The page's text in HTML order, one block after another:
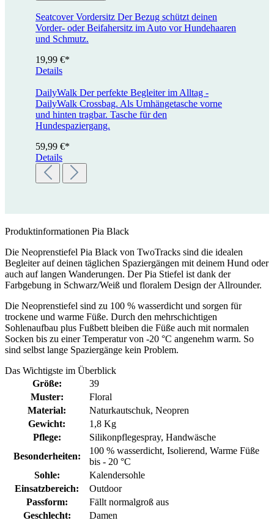
Seatcover Vordersitz Der Bezug schützt deinen
Vorder- oder Beifahersitz im Auto vor Hundehaaren
und Schmutz.
19,99 €*
Details
DailyWalk Der perfekte Begleiter im Alltag -
DailyWalk Crossbag. Als Umhängetasche vorne
und hinten tragbar. Tasche für den
Hundespaziergang.
59,99 €*
Details
Produktinformationen Pia Black
Die Neoprenstiefel Pia Black von TwoTracks sind die idealen
Begleiter auf deinen täglichen Spaziergängen mit deinem Hund oder
auch auf langen Wanderungen. Der Pia Stiefel ist dank der
Farbgebung in Schwarz/Weiß und floralem Design der Allrounder.
Die Neoprenstiefel sind zu 100 % wasserdicht und sorgen für
trockene und warme Füße. Durch den mehrschichtigen
Sohlenaufbau plus Fußbett bleiben die Füße auch mit normalen
Socken bis zu einer Temperatur von -20 °C angenehm warm. So
sind selbst lange Spaziergänge kein Problem.
Das Wichtigste im Überblick
Größe:
39
Muster:
Floral
Material:
Naturkautschuk, Neopren
Gewicht:
1,8 Kg
Pflege:
Silikonpflegespray, Handwäsche
Besonderheiten:
100 % wasserdicht, Isolierend, Warme Füße
bis - 20 °C
Sohle:
Kalendersohle
Einsatzbereich:
Outdoor
Passform:
Fällt normalgroß aus
Geschlecht:
Damen